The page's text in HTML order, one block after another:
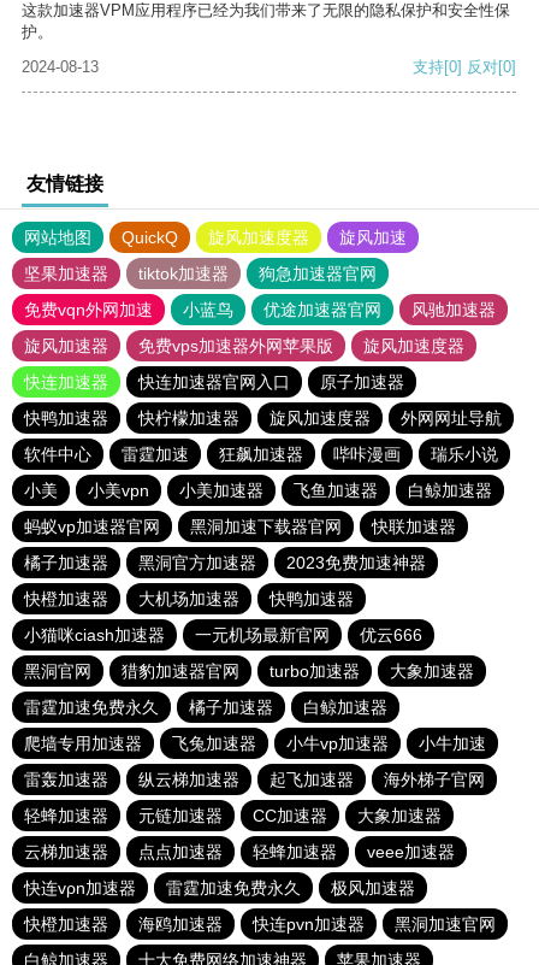
这款加速器VPM应用程序已经为我们带来了无限的隐私保护和安全性保
护。
2024-08-13
支持[0] 反对[0]
友情链接
网站地图 QuickQ 旋风加速度器
旋风加速
坚果加速器
tiktok加速器
狗急加速器官网
免费vqn外网加速
小蓝鸟 优途加速器官网
风驰加速器
旋风加速器
免费vps加速器外网苹果版
旋风加速度器
快连加速器
快连加速器官网入口
原子加速器
快鸭加速器
快柠檬加速器 旋风加速度器
外网网址导航
软件中心
雷霆加速 狂飙加速器 哔咔漫画
瑞乐小说
小美
小美vpn 小美加速器 飞鱼加速器
白鲸加速器
蚂蚁vp加速器官网
黑洞加速下载器官网
快联加速器
橘子加速器
黑洞官方加速器
2023免费加速神器
快橙加速器
大机场加速器
快鸭加速器
小猫咪ciash加速器
一元机场最新官网
优云666
黑洞官网
猎豹加速器官网 turbo加速器
大象加速器
雷霆加速免费永久
橘子加速器
白鲸加速器
爬墙专用加速器
飞兔加速器 小牛vp加速器
小牛加速
雷轰加速器
纵云梯加速器 起飞加速器
海外梯子官网
轻蜂加速器
元链加速器 CC加速器
大象加速器
云梯加速器
点点加速器 轻蜂加速器
veee加速器
快连vρn加速器
雷霆加速免费永久
极风加速器
快橙加速器
海鸥加速器 快连pvn加速器
黑洞加速官网
白鲸加速器
十大免费网络加速神器 苹果加速器